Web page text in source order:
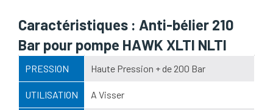
Caractéristiques : Anti-bélier 210
Bar pour pompe HAWK XLTI NLTI
PRESSION Haute Pression + de 200 Bar
UTILISATION A Visser